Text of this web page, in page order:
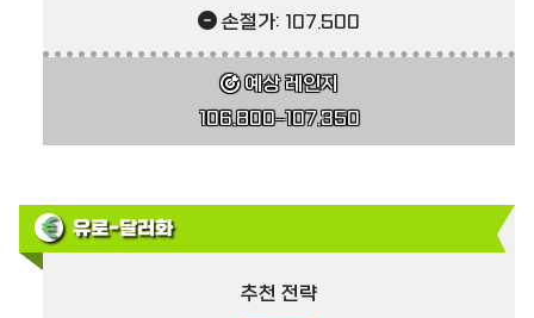
손절가: 107.500
예상 레인지
106.800–107.350
유로-달러화
추천 전략